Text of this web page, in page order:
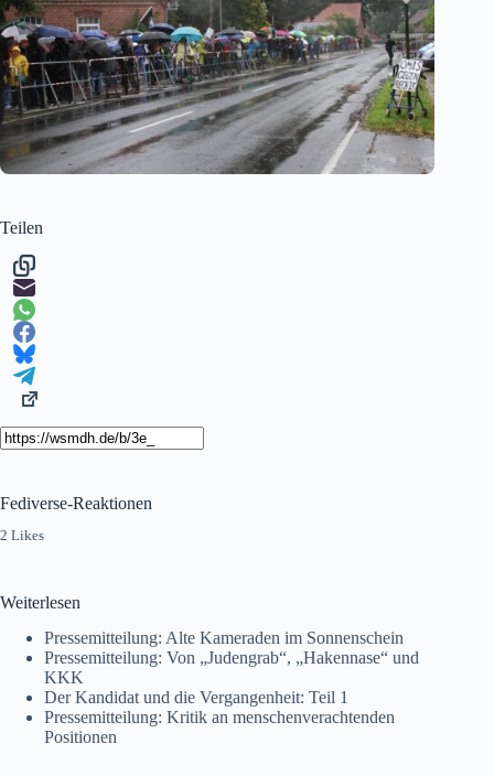
Teilen
Fediverse-Reaktionen
2 Likes
Weiterlesen
Pressemitteilung: Alte Kameraden im Sonnenschein
Pressemitteilung: Von „Judengrab“, „Hakennase“ und
KKK
Der Kandidat und die Vergangenheit: Teil 1
Pressemitteilung: Kritik an menschenverachtenden
Positionen